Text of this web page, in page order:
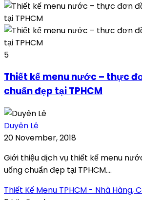
5
Thiết kế menu nước – thực
chuẩn đẹp tại TPHCM
Duyên Lê
20 November, 2018
Giới thiệu dịch vụ thiết kế menu
uống chuẩn đẹp tại TPHCM....
Thiết Kế Menu TPHCM - Nhà Hàng,